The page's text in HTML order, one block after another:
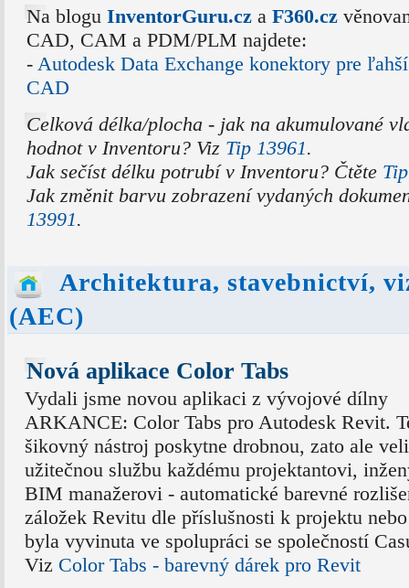
Na blogu InventorGuru.cz a F360.cz
CAD, CAM a PDM/PLM najdete:
- Autodesk Data Exchange konektory pre
CAD
Celková délka/plocha - jak na akumulované
hodnot v Inventoru? Viz Tip 13961.
Jak sečíst délku potrubí v Inventoru? Čtěte
Jak změnit barvu zobrazení vydaných
13991.
Architektura, stavebnictví,
(AEC)
Nová aplikace Color Tabs
Vydali jsme novou aplikaci z vývojové dílny
ARKANCE: Color Tabs pro Autodesk Revit.
šikovný nástroj poskytne drobnou, zato ale
užitečnou službu každému projektantovi,
BIM manažerovi - automatické barevné
záložek Revitu dle příslušnosti k projektu
byla vyvinuta ve spolupráci se společností
Viz Color Tabs - barevný dárek pro Revit